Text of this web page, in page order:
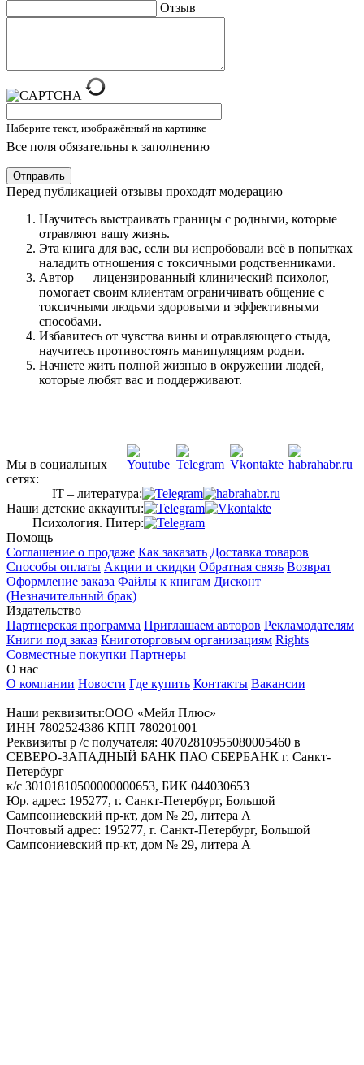
Отзыв
Наберите текст, изображённый на картинке
Все поля обязательны к заполнению
Отправить
Перед публикацией отзывы проходят модерацию
Научитесь выстраивать границы с родными, которые
отравляют вашу жизнь.
Эта книга для вас, если вы испробовали всё в попытках
наладить отношения с токсичными родственниками.
Автор — лицензированный клинический психолог,
помогает своим клиентам ограничивать общение с
токсичными людьми здоровыми и эффективными
способами.
Избавитесь от чувства вины и отравляющего стыда,
научитесь противостоять манипуляциям родни.
Начнете жить полной жизнью в окружении людей,
которые любят вас и поддерживают.
Мы в социальных
сетях:
IT – литература:
Наши детские аккаунты:
Психология. Питер:
Помощь
Соглашение о продаже Как заказать Доставка товаров
Способы оплаты Акции и скидки Обратная связь Возврат
Оформление заказа Файлы к книгам Дисконт
(Незначительный брак)
Издательство
Партнерская программа Приглашаем авторов Рекламодателям
Книги под заказ Книготорговым организациям Rights
Совместные покупки Партнеры
О нас
О компании Новости Где купить Контакты Вакансии
Наши реквизиты:ООО «Мейл Плюс»
ИНН 7802524386 КПП 780201001
Реквизиты р /с получателя: 40702810955080005460 в
СЕВЕРО-ЗАПАДНЫЙ БАНК ПАО СБЕРБАНК г. Санкт-
Петербург
к/с 30101810500000000653, БИК 044030653
Юр. адрес: 195277, г. Санкт-Петербург, Большой
Сампсониевский пр-кт, дом № 29, литера А
Почтовый адрес: 195277, г. Санкт-Петербург, Большой
Сампсониевский пр-кт, дом № 29, литера А